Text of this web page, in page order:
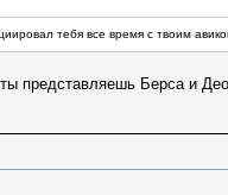
тебя все время с твоим
ты представляешь Берса и